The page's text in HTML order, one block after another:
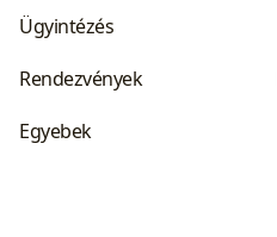
Ügyintézés
Rendezvények
Egyebek